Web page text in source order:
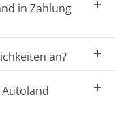
in Zahlung
an?